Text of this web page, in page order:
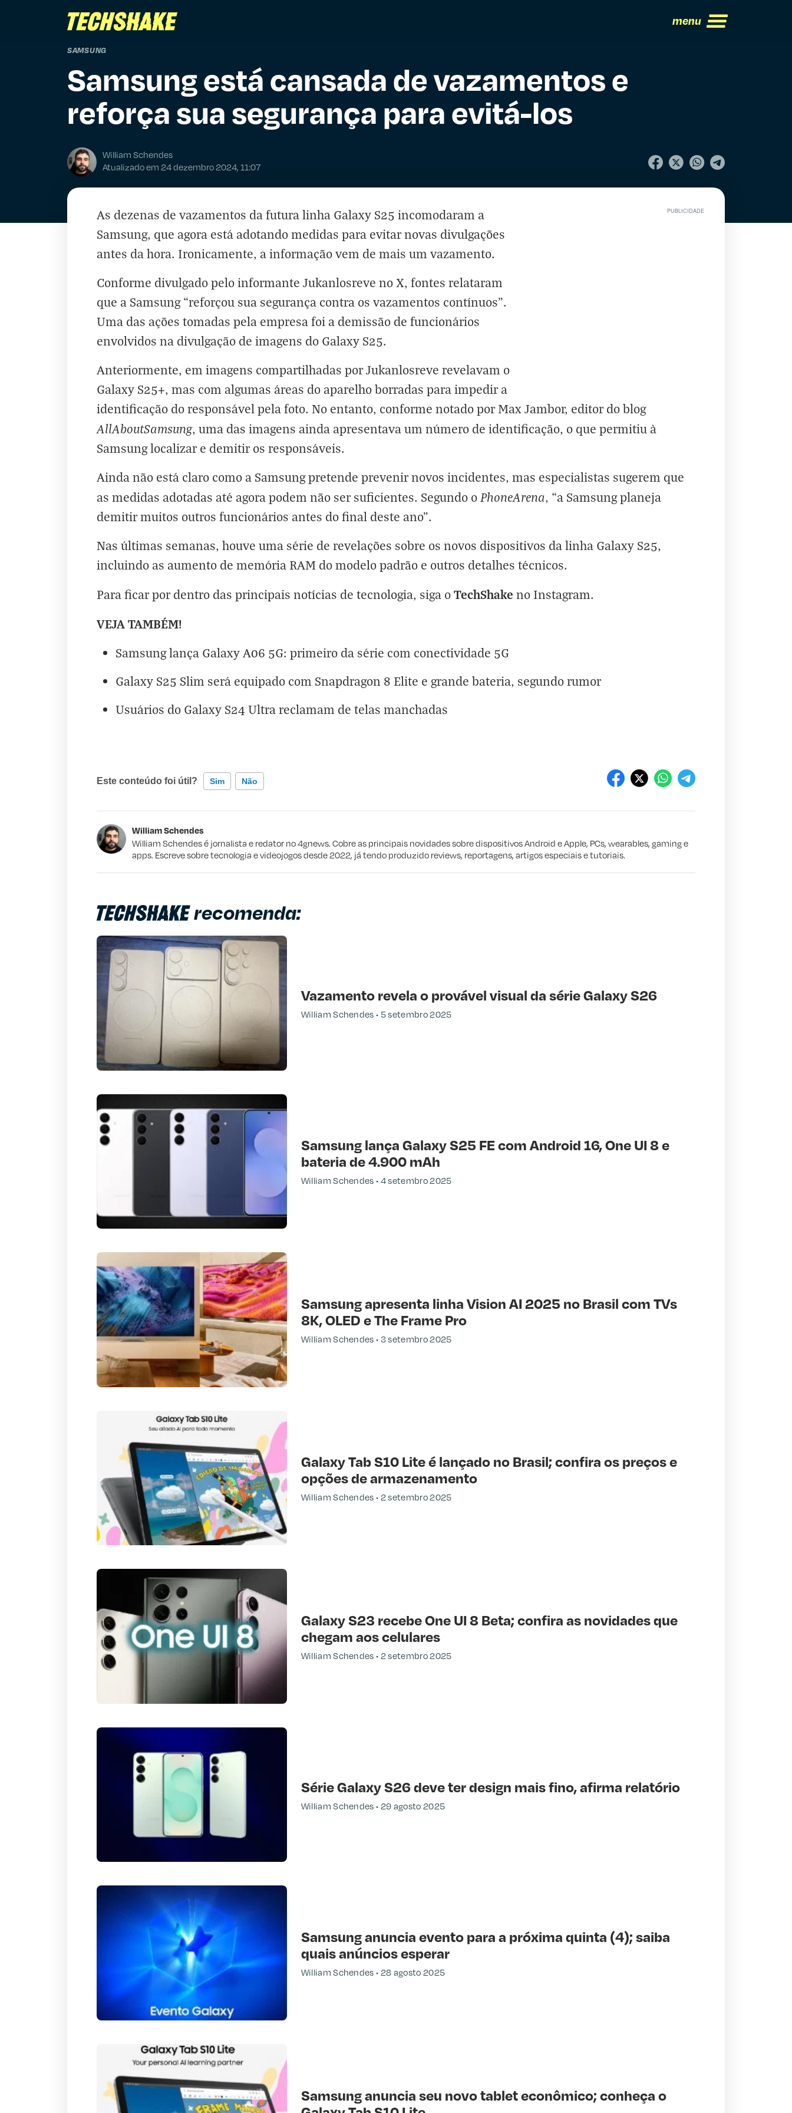
menu
SAMSUNG
Samsung está cansada de vazamentos e
reforça sua segurança para evitá-los
William Schendes
Atualizado em 24 dezembro 2024, 11:07
As dezenas de vazamentos da futura linha Galaxy S25 incomodaram a
Samsung, que agora está adotando medidas para evitar novas divulgações
antes da hora. Ironicamente, a informação vem de mais um vazamento.
Conforme divulgado pelo informante Jukanlosreve no X, fontes relataram
que a Samsung “reforçou sua segurança contra os vazamentos contínuos”.
Uma das ações tomadas pela empresa foi a demissão de funcionários
envolvidos na divulgação de imagens do Galaxy S25.
Anteriormente, em imagens compartilhadas por Jukanlosreve revelavam o
Galaxy S25+, mas com algumas áreas do aparelho borradas para impedir a
identificação do responsável pela foto. No entanto, conforme notado por Max Jambor, editor do blog
AllAboutSamsung, uma das imagens ainda apresentava um número de identificação, o que permitiu à
Samsung localizar e demitir os responsáveis.
Ainda não está claro como a Samsung pretende prevenir novos incidentes, mas especialistas sugerem que
as medidas adotadas até agora podem não ser suficientes. Segundo o PhoneArena, “a Samsung planeja
demitir muitos outros funcionários antes do final deste ano”.
Nas últimas semanas, houve uma série de revelações sobre os novos dispositivos da linha Galaxy S25,
incluindo as aumento de memória RAM do modelo padrão e outros detalhes técnicos.
Para ficar por dentro das principais notícias de tecnologia, siga oTechShake no Instagram.
VEJA TAMBÉM!
Samsung lança Galaxy A06 5G: primeiro da série com conectividade 5G
Galaxy S25 Slim será equipado com Snapdragon 8 Elite e grande bateria, segundo rumor
Usuários do Galaxy S24 Ultra reclamam de telas manchadas
Este conteúdo foi útil? Sim Não
Este conteúdo não tem a informação que procuro
William Schendes
William Schendes é jornalista e redator no 4gnews. Cobre as principais novidades sobre dispositivos Android e Apple, PCs, wearables, gaming e
apps. Escreve sobre tecnologia e videojogos desde 2022, já tendo produzido reviews, reportagens, artigos especiais e tutoriais.
recomenda:
Vazamento revela o provável visual da série Galaxy S26
William Schendes 5 setembro 2025
Samsung lança Galaxy S25 FE com Android 16, One UI 8 e
bateria de 4.900 mAh
William Schendes 4 setembro 2025
Samsung apresenta linha Vision AI 2025 no Brasil com TVs
8K, OLED e The Frame Pro
William Schendes 3 setembro 2025
Galaxy Tab S10 Lite é lançado no Brasil; confira os preços e
opções de armazenamento
William Schendes 2 setembro 2025
Galaxy S23 recebe One UI 8 Beta; confira as novidades que
chegam aos celulares
William Schendes 2 setembro 2025
Série Galaxy S26 deve ter design mais fino, afirma relatório
William Schendes 29 agosto 2025
Samsung anuncia evento para a próxima quinta (4); saiba
quais anúncios esperar
William Schendes 28 agosto 2025
Samsung anuncia seu novo tablet econômico; conheça o